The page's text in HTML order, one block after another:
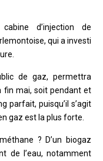
d’injection de
qui a investi
de gaz, permettra
fin mai, soit pendant et
parfait, puisqu’il s’agit
gaz est la plus forte.
? D’un biogaz
de l’eau, notamment